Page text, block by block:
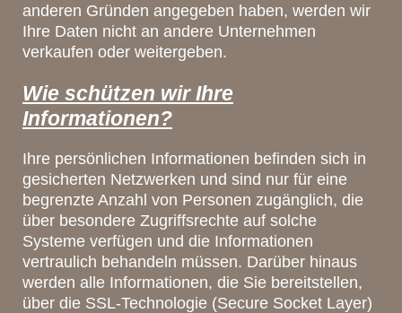
anderen Gründen angegeben haben, werden wir
Ihre Daten nicht an andere Unternehmen
verkaufen oder weitergeben.
Wie schützen wir Ihre
Informationen?
Ihre persönlichen Informationen befinden sich in
gesicherten Netzwerken und sind nur für eine
begrenzte Anzahl von Personen zugänglich, die
über besondere Zugriffsrechte auf solche
Systeme verfügen und die Informationen
vertraulich behandeln müssen. Darüber hinaus
werden alle Informationen, die Sie bereitstellen,
über die SSL-Technologie (Secure Socket Layer)